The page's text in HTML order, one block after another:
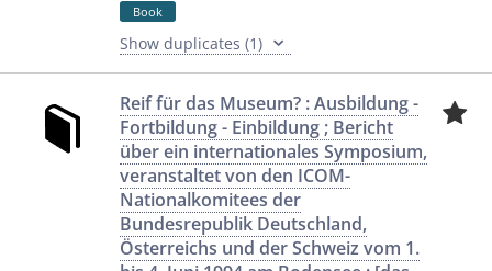
Book
Show duplicates (1)
Reif für das Museum? : Ausbildung -
Fortbildung - Einbildung ; Bericht
über ein internationales Symposium,
veranstaltet von den ICOM-
Nationalkomitees der
Bundesrepublik Deutschland,
Österreichs und der Schweiz vom 1.